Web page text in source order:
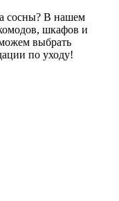
сосны? В нашем
шкафов и
выбрать
по уходу!